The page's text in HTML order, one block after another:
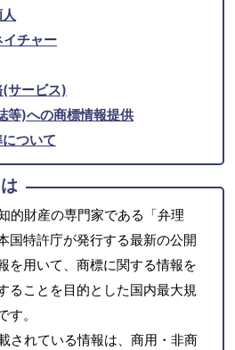
チャー
サービス)
等)への商標情報提供
ついて
的財産の専門家である「弁理
国特許庁が発行する最新の公開
を用いて、商標に関する情報を
ることを目的とした国内最大規
。
されている情報は、商用・非商